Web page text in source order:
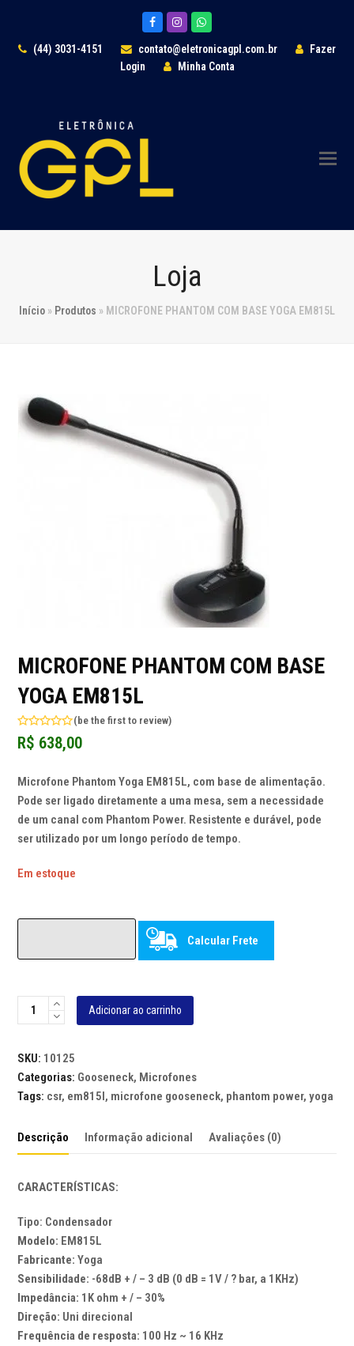
FacebookInstagramWhatsapp
(44) 3031-4151 contato@eletronicagpl.com.br
Fazer
Login
Minha Conta
Loja
Início » Produtos » MICROFONE PHANTOM COM BASE YOGA EM815L
MICROFONE PHANTOM COM BASE
YOGA EM815L
Avaliação
0
( be the first to review)
R$ 638,00
Microfone Phantom Yoga EM815L, com base de alimentação.
Pode ser ligado diretamente a uma mesa, sem a necessidade
de um canal com Phantom Power. Resistente e durável, pode
ser utilizado por um longo período de tempo.
Em estoque
Calcular Frete
MICROFONE
PHANTOM
BASE
YOGA
EM815L
Adicionar ao carrinho
SKU: 10125
Categorias: Gooseneck, Microfones
Tags: csr, em815l, microfone gooseneck, phantom power,yoga
Descrição Informação adicional Avaliações (0)
CARACTERÍSTICAS:
Tipo: Condensador
Modelo: EM815L
Fabricante:Yoga
Sensibilidade: -68dB + / – 3 dB (0 dB = 1V / ? bar, a 1KHz)
Impedância: 1K ohm + / – 30%
Direção: Uni direcional
Frequência de resposta: 100 Hz ~ 16 KHz